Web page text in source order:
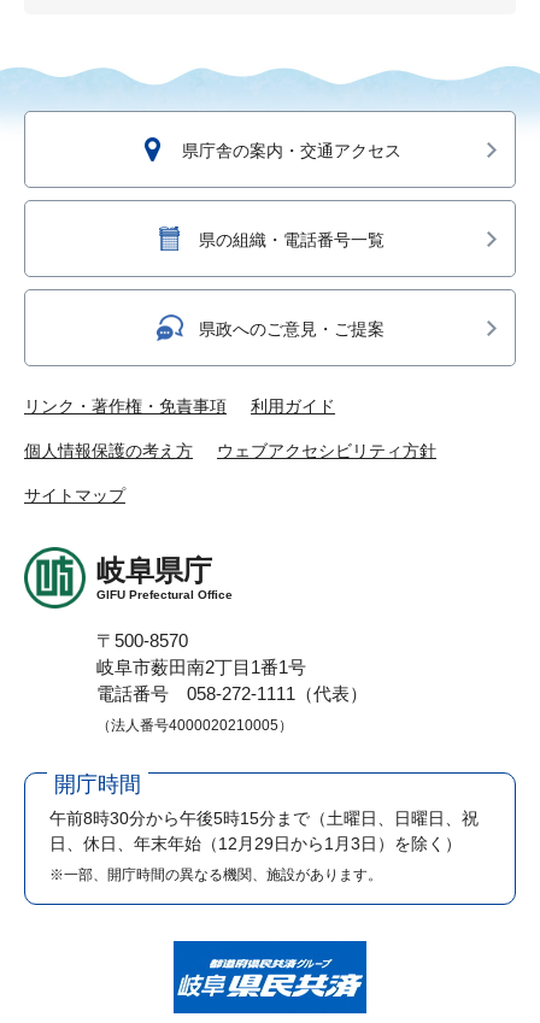
県庁舎の案内・交通アクセス
県の組織・電話番号一覧
県政へのご意見・ご提案
リンク・著作権・免責事項 利用ガイド
個人情報保護の考え方 ウェブアクセシビリティ方針
サイトマップ
岐阜県庁
GIFU Prefectural Office
〒500-8570
岐阜市薮田南2丁目1番1号
電話番号 058-272-1111（代表）
（法人番号4000020210005）
開庁時間
午前8時30分から午後5時15分まで （土曜日、日曜日、祝
日、休日、年末年始（12月29日から1月3日）を除く）
※一部、開庁時間の異なる機関、施設があります。